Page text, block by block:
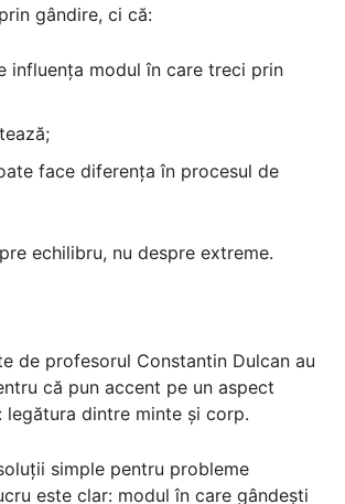
gândire, ci că:
influența modul în care treci prin
face diferența în procesul de
echilibru, nu despre extreme.
de profesorul Constantin Dulcan au
că pun accent pe un aspect
legătura dintre minte și corp.
simple pentru probleme
este clar: modul în care gândești